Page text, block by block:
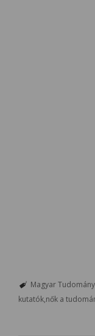
Magyar
kutatók nők a